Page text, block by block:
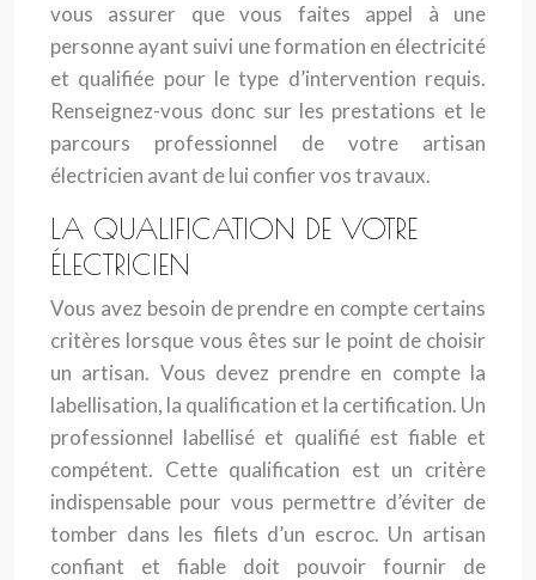
vous assurer que vous faites appel à une
personne ayant suivi une formation en électricité
et qualifiée pour le type d’intervention requis.
Renseignez-vous donc sur les prestations et le
parcours professionnel de votre artisan
électricien avant de lui confier vos travaux.
LA QUALIFICATION DE VOTRE
ÉLECTRICIEN
Vous avez besoin de prendre en compte certains
critères lorsque vous êtes sur le point de choisir
un artisan. Vous devez prendre en compte la
labellisation, la qualification et la certification. Un
professionnel labellisé et qualifié est fiable et
compétent. Cette qualification est un critère
indispensable pour vous permettre d’éviter de
tomber dans les filets d’un escroc. Un artisan
confiant et fiable doit pouvoir fournir de